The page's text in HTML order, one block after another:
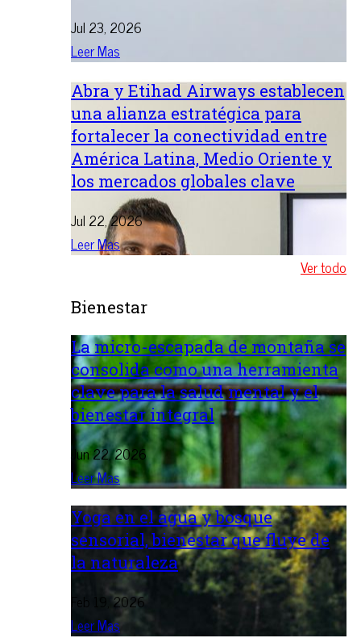
Jul 23, 2026
Leer Mas
Abra y Etihad Airways establecen
una alianza estratégica para
fortalecer la conectividad entre
América Latina, Medio Oriente y
los mercados globales clave
Jul 22, 2026
Leer Mas
Ver todo
Bienestar
La micro-escapada de montaña se
consolida como una herramienta
clave para la salud mental y el
bienestar integral
Jun 22, 2026
Leer Mas
Yoga en el agua y bosque
sensorial, bienestar que fluye de
la naturaleza
Feb 19, 2026
Leer Mas